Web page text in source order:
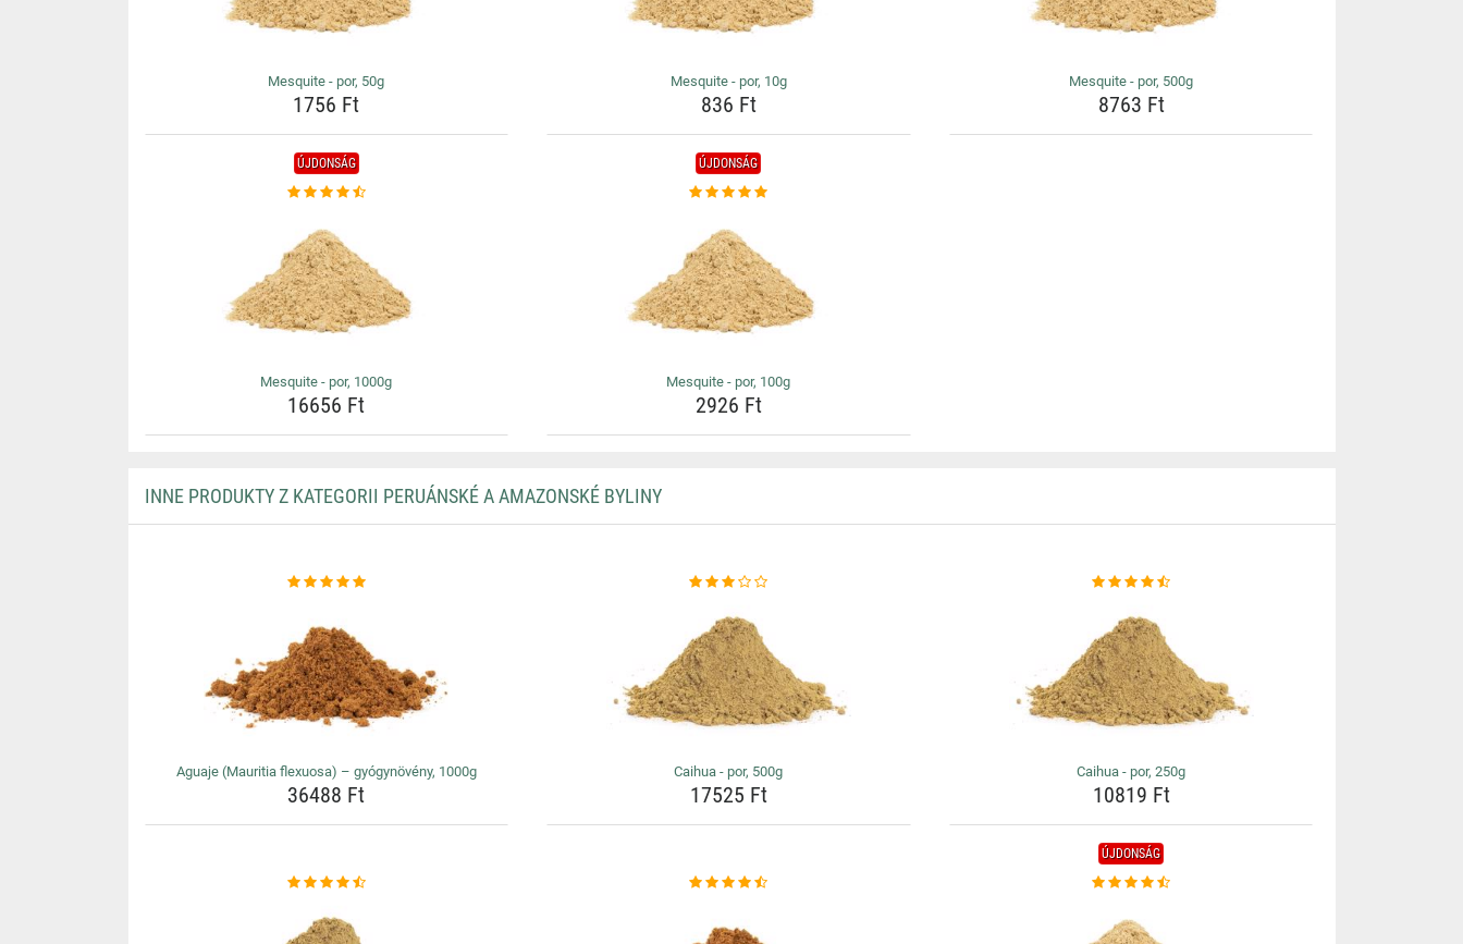
Mesquite - por, 50g
1756 Ft
Mesquite - por, 10g
836 Ft
Mesquite - por, 500g
8763 Ft
ÚJDONSÁG
Mesquite - por, 1000g
16656 Ft
ÚJDONSÁG
Mesquite - por, 100g
2926 Ft
INNE PRODUKTY Z KATEGORII PERUÁNSKÉ A AMAZONSKÉ BYLINY
Aguaje (Mauritia flexuosa) – gyógynövény, 1000g
36488 Ft
Caihua - por, 500g
17525 Ft
Caihua - por, 250g
10819 Ft
ÚJDONSÁG